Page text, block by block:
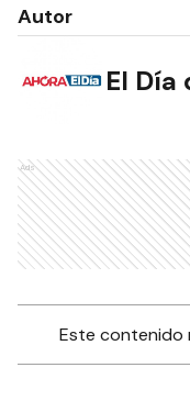
Autor
El Día
Ads
Este contenido